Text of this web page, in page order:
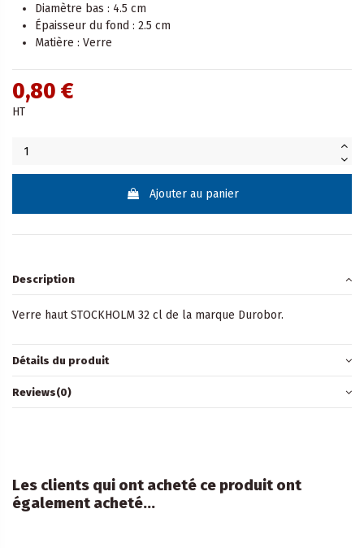
Diamètre bas : 4.5 cm
Épaisseur du fond : 2.5 cm
Matière : Verre
0,80 €
HT
Ajouter au panier
Description
Verre haut STOCKHOLM 32 cl de la marque Durobor.
Détails du produit
Reviews(0)
Les clients qui ont acheté ce produit ont
également acheté...